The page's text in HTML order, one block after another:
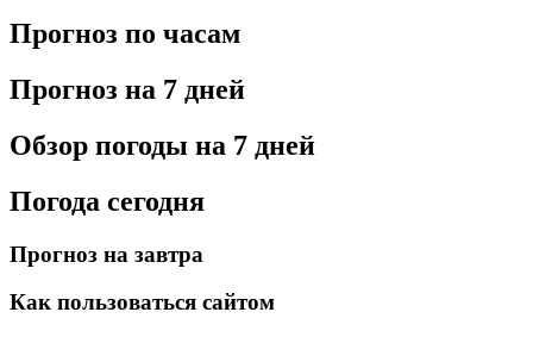
Прогноз по часам
Прогноз на 7 дней
Обзор погоды на 7 дней
Погода сегодня
Прогноз на завтра
Как пользоваться сайтом